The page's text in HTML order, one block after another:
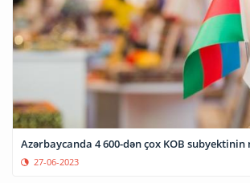
Azərbaycanda 4 600-dən çox KOB subyektinin
27-06-2023